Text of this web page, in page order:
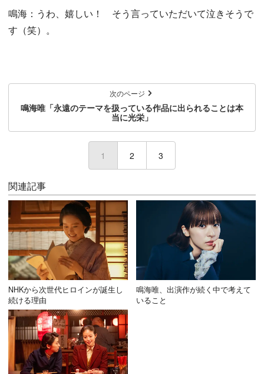
鳴海：うわ、嬉しい！ そう言っていただいて泣きそうで
す（笑）。
次のページ
鳴海唯「永遠のテーマを扱っている作品に出られることは本
当に光栄」
1 (current)
2 3
関連記事
NHKから次世代ヒロインが誕生し
続ける理由
鳴海唯、出演作が続く中で考えて
いること